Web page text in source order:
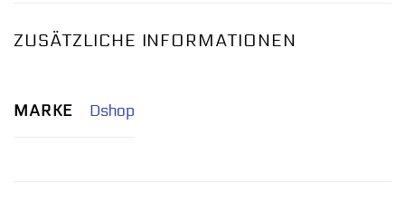
ZUSÄTZLICHE INFORMATIONEN
MARKE Dshop